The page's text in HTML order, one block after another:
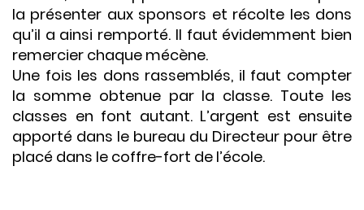
la présenter aux sponsors et récolte les dons
qu’il a ainsi remporté. Il faut évidemment bien
remercier chaque mécène.
Une fois les dons rassemblés, il faut compter
la somme obtenue par la classe. Toute les
classes en font autant. L’argent est ensuite
apporté dans le bureau du Directeur pour être
placé dans le coffre-fort de l’école.